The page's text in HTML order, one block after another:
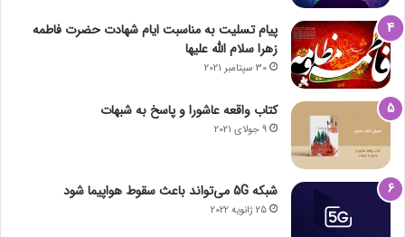
پیام تسلیت به مناسبت ایام شهادت حضرت فاطمه
زهرا سلام الله علیها
30 سپتامبر 2021
کتاب واقعه عاشورا و پاسخ به شبهات
9 جولای 2021
شبکه 5G می‌تواند باعث سقوط هواپیما شود
25 ژانویه 2022